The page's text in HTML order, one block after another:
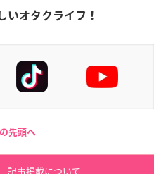
いオタクライフ！
先頭へ
記事掲載について